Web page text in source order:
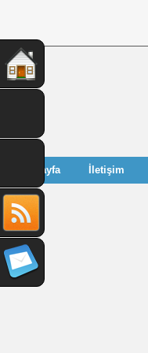
Anasayfa İletişim